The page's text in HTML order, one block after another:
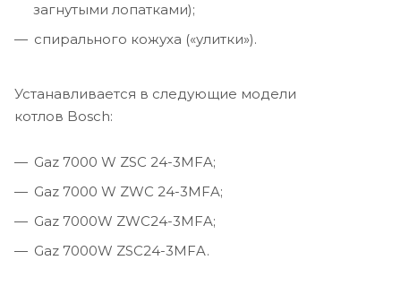
загнутыми лопатками);
спирального кожуха («улитки»).
Устанавливается в следующие модели
котлов Bosch:
Gaz 7000 W ZSC 24-3MFA;
Gaz 7000 W ZWC 24-3MFA;
Gaz 7000W ZWC24-3MFA;
Gaz 7000W ZSC24-3MFA.